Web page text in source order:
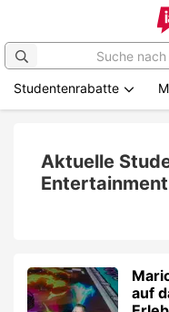
springen
Studentenrabatte
Aktuelle
auf